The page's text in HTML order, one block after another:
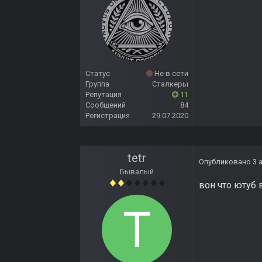
Статус
Не в сети
Группа
Сталкеры
Репутация
11
Сообщений
84
Регистрация
29.07.2020
tetr
Бывалый
Опубликовано 3
вон что ютуб